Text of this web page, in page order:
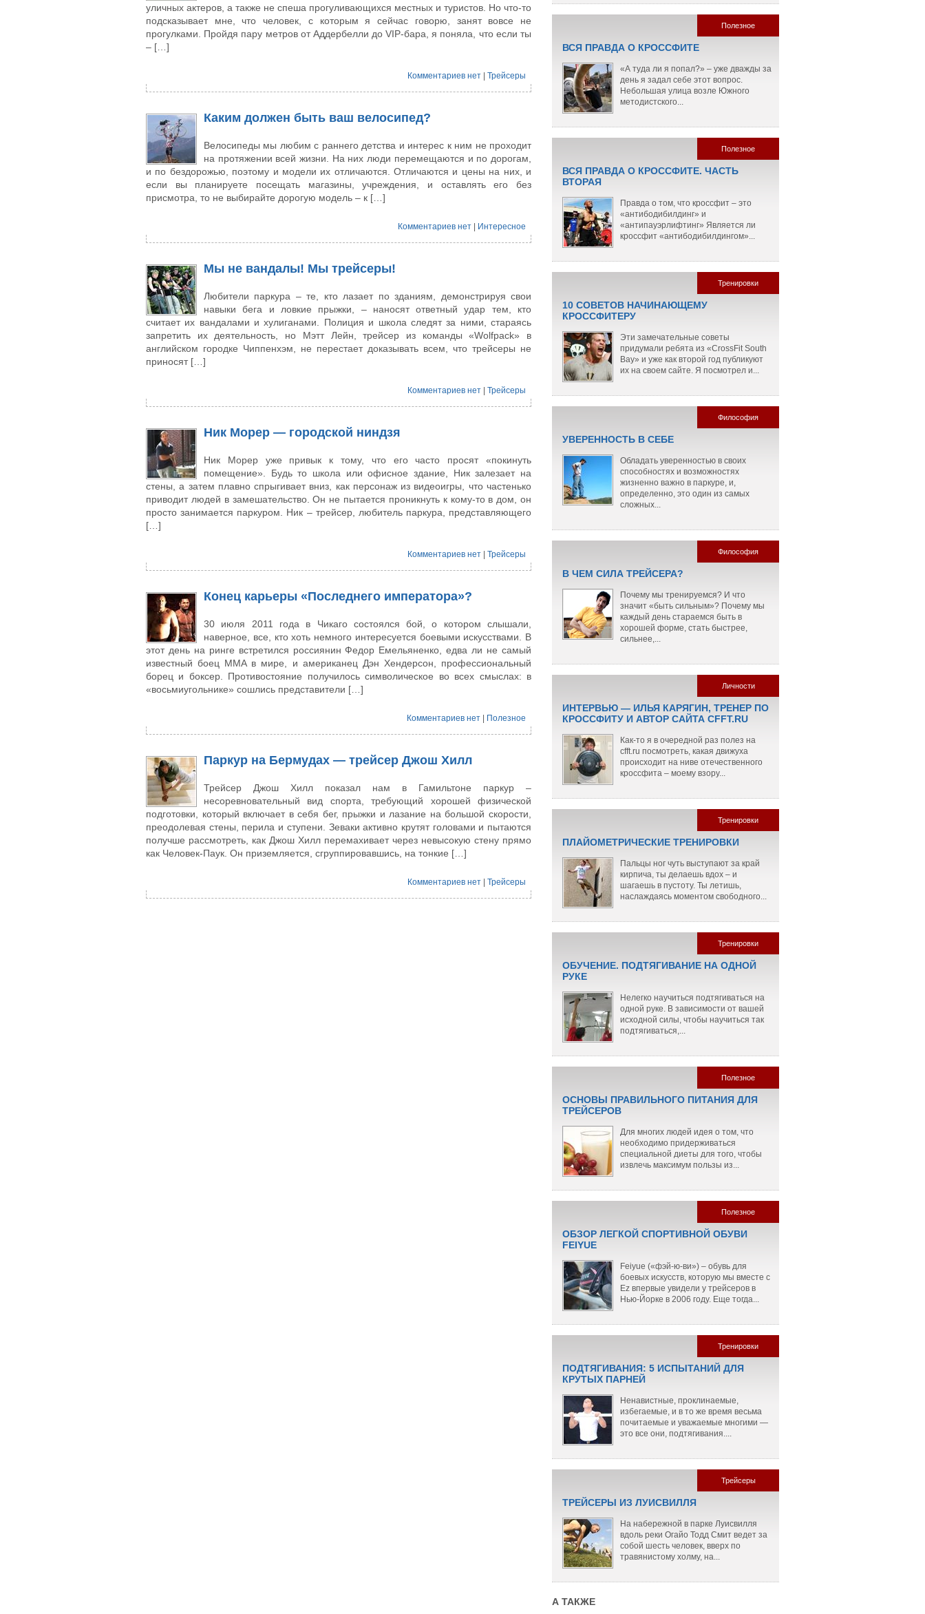
уличных актеров, а также не спеша прогуливающихся местных и туристов. Но что-то
подсказывает мне, что человек, с которым я сейчас говорю, занят вовсе не
прогулками. Пройдя пару метров от Аддербелли до VIP-бара, я поняла, что если ты
– […]
Комментариев нет Трейсеры
Каким должен быть ваш велосипед?
Велосипеды мы любим с раннего детства и интерес к ним не проходит
на протяжении всей жизни. На них люди перемещаются и по дорогам,
и по бездорожью, поэтому и модели их отличаются. Отличаются и цены на них, и
если вы планируете посещать магазины, учреждения, и оставлять его без
присмотра, то не выбирайте дорогую модель – к […]
Комментариев нет Интересное
Мы не вандалы! Мы трейсеры!
Любители паркура – те, кто лазает по зданиям, демонстрируя свои
навыки бега и ловкие прыжки, – наносят ответный удар тем, кто
считает их вандалами и хулиганами. Полиция и школа следят за ними, стараясь
запретить их деятельность, но Мэтт Лейн, трейсер из команды «Wolfpack» в
английском городке Чиппенхэм, не перестает доказывать всем, что трейсеры не
приносят […]
Комментариев нет Трейсеры
Ник Морер — городской ниндзя
Ник Морер уже привык к тому, что его часто просят «покинуть
помещение». Будь то школа или офисное здание, Ник залезает на
стены, а затем плавно спрыгивает вниз, как персонаж из видеоигры, что частенько
приводит людей в замешательство. Он не пытается проникнуть к кому-то в дом, он
просто занимается паркуром. Ник – трейсер, любитель паркура, представляющего
[…]
Комментариев нет Трейсеры
Конец карьеры «Последнего императора»?
30 июля 2011 года в Чикаго состоялся бой, о котором слышали,
наверное, все, кто хоть немного интересуется боевыми искусствами. В
этот день на ринге встретился россиянин Федор Емельяненко, едва ли не самый
известный боец MMA в мире, и американец Дэн Хендерсон, профессиональный
борец и боксер. Противостояние получилось символическое во всех смыслах: в
«восьмиугольнике» сошлись представители […]
Комментариев нет Полезное
Паркур на Бермудах — трейсер Джош Хилл
Трейсер Джош Хилл показал нам в Гамильтоне паркур –
несоревновательный вид спорта, требующий хорошей физической
подготовки, который включает в себя бег, прыжки и лазание на большой скорости,
преодолевая стены, перила и ступени. Зеваки активно крутят головами и пытаются
получше рассмотреть, как Джош Хилл перемахивает через невысокую стену прямо
как Человек-Паук. Он приземляется, сгруппировавшись, на тонкие […]
Комментариев нет Трейсеры
Полезное
ВСЯ ПРАВДА О КРОССФИТЕ
«А туда ли я попал?» – уже дважды за
день я задал себе этот вопрос.
Небольшая улица возле Южного
методистского...
Полезное
ВСЯ ПРАВДА О КРОССФИТЕ. ЧАСТЬ
ВТОРАЯ
Правда о том, что кроссфит – это
«антибодибилдинг» и
«антипауэрлифтинг» Является ли
кроссфит «антибодибилдингом»...
Тренировки
10 СОВЕТОВ НАЧИНАЮЩЕМУ
КРОССФИТЕРУ
Эти замечательные советы
придумали ребята из «CrossFit South
Bay» и уже как второй год публикуют
их на своем сайте. Я посмотрел и...
Философия
УВЕРЕННОСТЬ В СЕБЕ
Обладать уверенностью в своих
способностях и возможностях
жизненно важно в паркуре, и,
определенно, это один из самых
сложных...
Философия
В ЧЕМ СИЛА ТРЕЙСЕРА?
Почему мы тренируемся? И что
значит «быть сильным»? Почему мы
каждый день стараемся быть в
хорошей форме, стать быстрее,
сильнее,...
Личности
ИНТЕРВЬЮ — ИЛЬЯ КАРЯГИН, ТРЕНЕР ПО
КРОССФИТУ И АВТОР САЙТА CFFT.RU
Как-то я в очередной раз полез на
cfft.ru посмотреть, какая движуха
происходит на ниве отечественного
кроссфита – моему взору...
Тренировки
ПЛАЙОМЕТРИЧЕСКИЕ ТРЕНИРОВКИ
Пальцы ног чуть выступают за край
кирпича, ты делаешь вдох – и
шагаешь в пустоту. Ты летишь,
наслаждаясь моментом свободного...
Тренировки
ОБУЧЕНИЕ. ПОДТЯГИВАНИЕ НА ОДНОЙ
РУКЕ
Нелегко научиться подтягиваться на
одной руке. В зависимости от вашей
исходной силы, чтобы научиться так
подтягиваться,...
Полезное
ОСНОВЫ ПРАВИЛЬНОГО ПИТАНИЯ ДЛЯ
ТРЕЙСЕРОВ
Для многих людей идея о том, что
необходимо придерживаться
специальной диеты для того, чтобы
извлечь максимум пользы из...
Полезное
ОБЗОР ЛЕГКОЙ СПОРТИВНОЙ ОБУВИ
FEIYUE
Feiyue («фэй-ю-ви») – обувь для
боевых искусств, которую мы вместе с
Ez впервые увидели у трейсеров в
Нью-Йорке в 2006 году. Еще тогда...
Тренировки
ПОДТЯГИВАНИЯ: 5 ИСПЫТАНИЙ ДЛЯ
КРУТЫХ ПАРНЕЙ
Ненавистные, проклинаемые,
избегаемые, и в то же время весьма
почитаемые и уважаемые многими —
это все они, подтягивания....
Трейсеры
ТРЕЙСЕРЫ ИЗ ЛУИСВИЛЛЯ
На набережной в парке Луисвилля
вдоль реки Огайо Тодд Смит ведет за
собой шесть человек, вверх по
травянистому холму, на...
А ТАКЖЕ